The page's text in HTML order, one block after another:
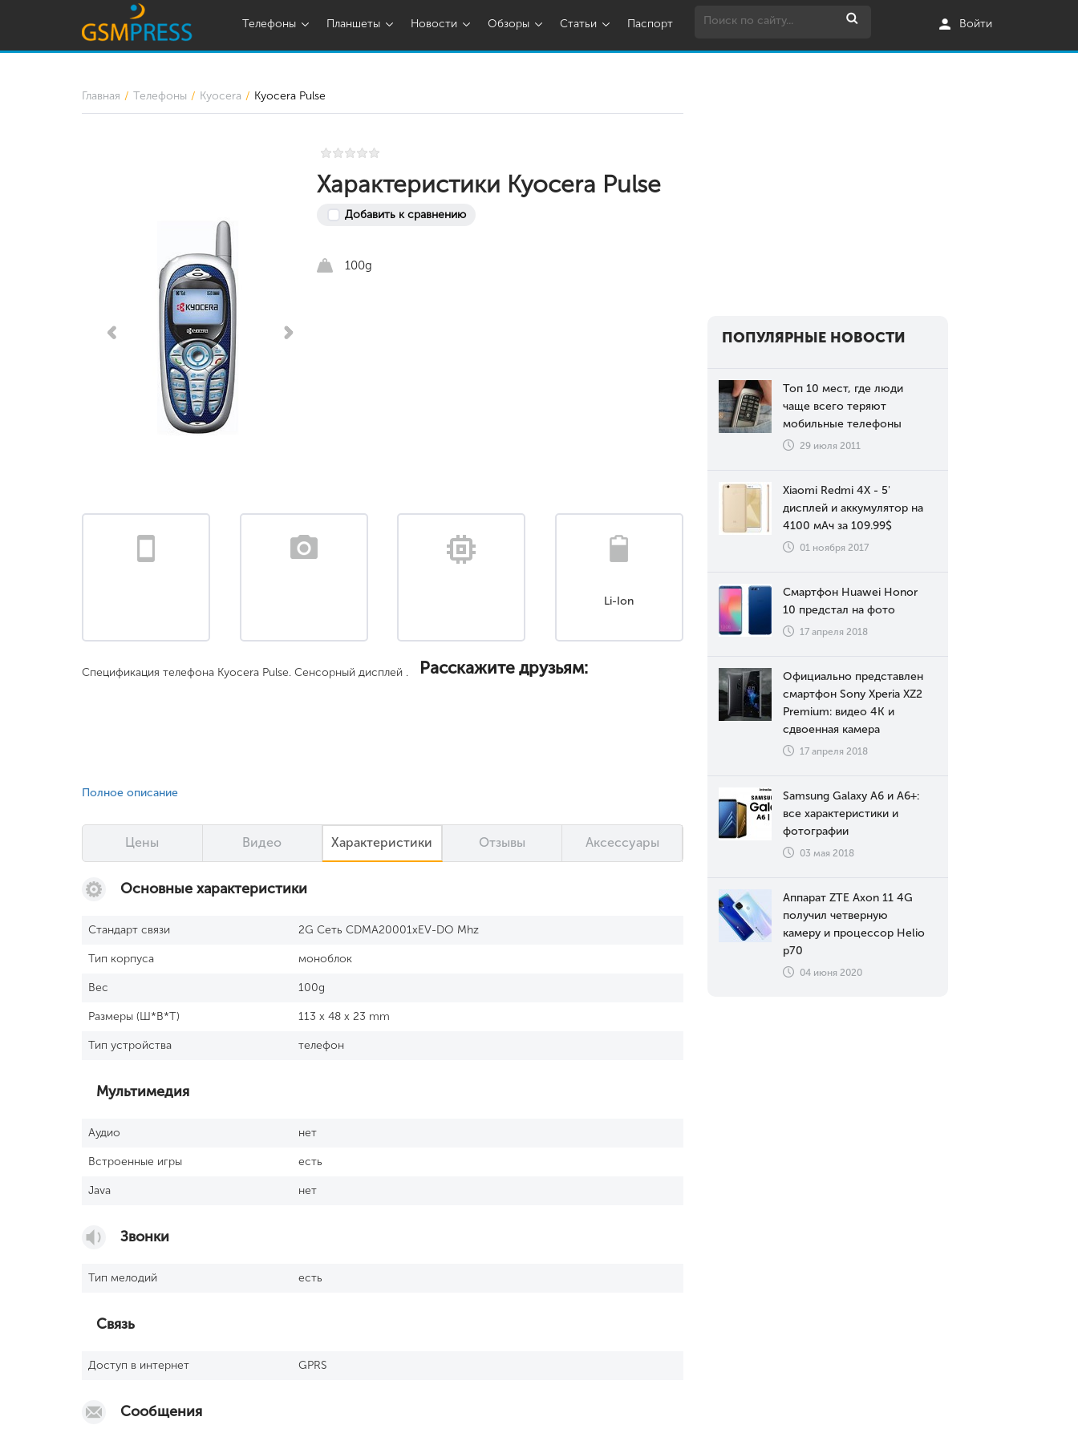
Телефоны Планшеты Новости Обзоры Статьи Паспорт Войти
Главная Телефоны Kyocera Kyocera Pulse
Характеристики Kyocera Pulse
Добавить к сравнению
100g
Li-Ion
Спецификация телефона Kyocera Pulse. Сенсорный дисплей .
Полное описание
Расскажите друзьям:
Цены Видео Характеристики Отзывы Аксессуары
Основные характеристики
Стандарт связи 2G Сеть CDMA20001xEV-DO Mhz
Тип корпуса моноблок
Вес 100g
Размеры (Ш*В*Т) 113 x 48 x 23 mm
Тип устройства телефон
Мультимедия
Аудио нет
Встроенные игры есть
Java нет
Звонки
Тип мелодий есть
Связь
Доступ в интернет GPRS
Сообщения
ПОПУЛЯРНЫЕ НОВОСТИ
Топ 10 мест, где люди
чаще всего теряют
мобильные телефоны
29 июля 2011
Xiaomi Redmi 4X - 5'
дисплей и аккумулятор на
4100 мАч за 109.99$
01 ноября 2017
Смартфон Huawei Honor
10 предстал на фото
17 апреля 2018
Официально представлен
смартфон Sony Xperia XZ2
Premium: видео 4К и
сдвоенная камера
17 апреля 2018
Samsung Galaxy A6 и A6+:
все характеристики и
фотографии
03 мая 2018
Аппарат ZTE Axon 11 4G
получил четверную
камеру и процессор Helio
p70
04 июня 2020